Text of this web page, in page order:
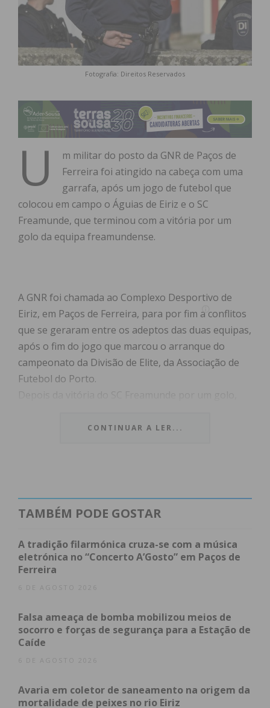
Fotografia: Direitos Reservados
U
m militar do posto da GNR de Paços de
Ferreira foi atingido na cabeça com uma
garrafa, após um jogo de futebol que
colocou em campo o Águias de Eiriz e o SC
Freamunde, que terminou com a vitória por um
golo da equipa freamundense.
A GNR foi chamada ao Complexo Desportivo de
Eiriz, em Paços de Ferreira, para por fim a conflitos
que se geraram entre os adeptos das duas equipas,
após o fim do jogo que marcou o arranque do
campeonato da Divisão de Elite, da Associação de
Futebol do Porto.
confrontos, que obrigaram à intervenção das
Subscreva a newsletter do
obtenha de forma regular a informação
atualizada.
CONTINUAR A LER...
TAMBÉM PODE GOSTAR
A tradição filarmónica cruza-se com a música
eletrónica no “Concerto A’Gosto” em Paços de
Ferreira
6 DE AGOSTO 2026
Falsa ameaça de bomba mobilizou meios de
socorro e forças de segurança para a Estação de
Caíde
6 DE AGOSTO 2026
Avaria em coletor de saneamento na origem da
mortalidade de peixes no rio Eiriz